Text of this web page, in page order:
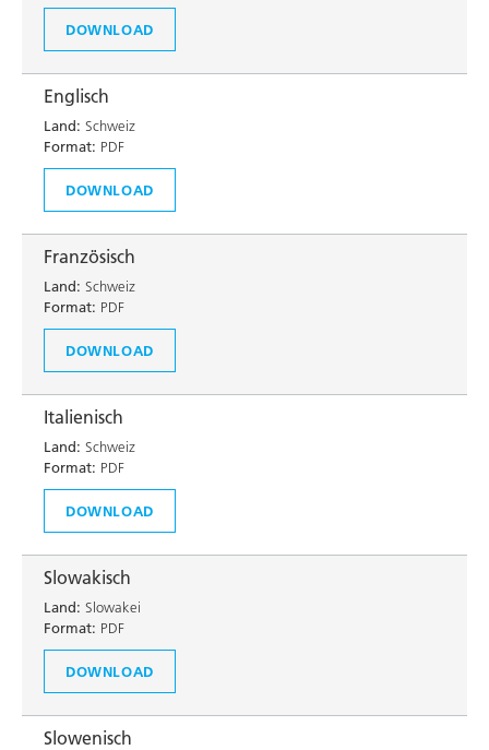
DOWNLOAD
Englisch
Land: Schweiz
Format: PDF
DOWNLOAD
Französisch
Land: Schweiz
Format: PDF
DOWNLOAD
Italienisch
Land: Schweiz
Format: PDF
DOWNLOAD
Slowakisch
Land: Slowakei
Format: PDF
DOWNLOAD
Slowenisch